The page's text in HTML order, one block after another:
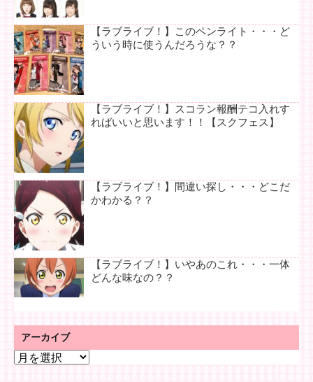
【ラブライブ！】このペンライト・・・ど
ういう時に使うんだろうな？？
【ラブライブ！】スコラン報酬テコ入れす
ればいいと思います！！【スクフェス】
【ラブライブ！】間違い探し・・・どこだ
かわかる？？
【ラブライブ！】いやあのこれ・・・一体
どんな味なの？？
アーカイブ
ア